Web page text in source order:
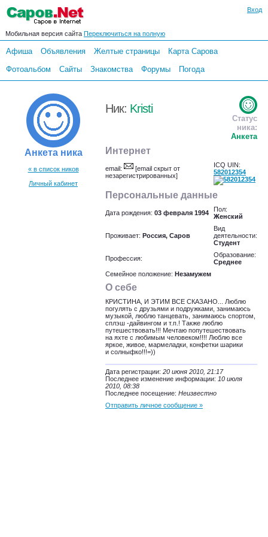
Вход
Мобильная версия сайта Переключиться на полную
Афиша Объявления Желтые страницы
Карта Сарова
Фотоальбом
Сайты Знакомства Форумы Погода
Анкета ника
« в список ников
Личный кабинет
Ник: Kristi
Статус
ника:
Анкета
Интернет
email:
[email скрыт от
незарегистрированных]
ICQ UIN:
582012354
Персональные данные
Дата рождения: 03 февраля 1994
Пол:
Женский
Проживает: Россия, Саров
Вид
деятельности:
Студент
Профессия:
Образование:
Среднее
Семейное положение: Незамужем
О себе
КРИСТИНА, И ЭТИМ ВСЕ СКАЗАНО... Люблю
погулять с друзьями и подружками, занимаюсь
музыкой, люблю танцевать, занимаюсь спортом,
сплэш -дайвингом и т.п.! Также люблю
путешествовать!!! Мечтаю попутешествовать
на яхте с любимым человеком!!!! Люблю все
яркое, живое, мармеладки, конфетки шарики
и солныфко!!!=))
Дата регистрации: 20 июня 2010, 21:17
Последнее изменение информации: 10 июля
2010, 08:38
Последнее посещение: Неизвестно
Отправить личное сообщение »